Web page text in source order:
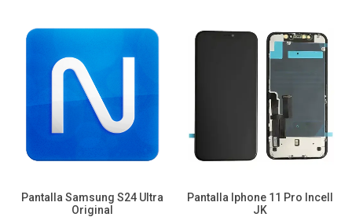
Pantalla Samsung S24 Ultra
Original
Pantalla Iphone 11 Pro Incell
JK